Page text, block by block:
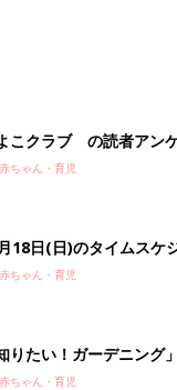
こクラブ の読者アン
赤ちゃん・育児
18日(日)のタイムスケ
赤ちゃん・育児
りたい！ガーデニング
赤ちゃん・育児